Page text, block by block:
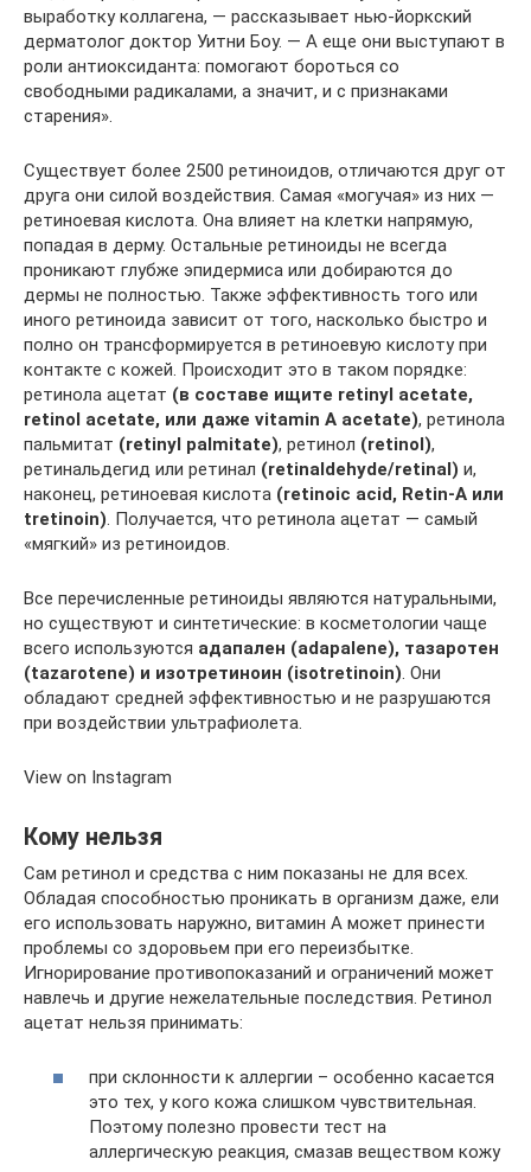
выработку коллагена, — рассказывает нью-йоркский
дерматолог доктор Уитни Боу. — А еще они выступают в
роли антиоксиданта: помогают бороться со
свободными радикалами, а значит, и с признаками
старения».
Существует более 2500 ретиноидов, отличаются друг от
друга они силой воздействия. Самая «могучая» из них —
ретиноевая кислота. Она влияет на клетки напрямую,
попадая в дерму. Остальные ретиноиды не всегда
проникают глубже эпидермиса или добираются до
дермы не полностью. Также эффективность того или
иного ретиноида зависит от того, насколько быстро и
полно он трансформируется в ретиноевую кислоту при
контакте с кожей. Происходит это в таком порядке:
ретинола ацетат (в составе ищите retinyl acetate,
retinol acetate, или даже vitamin A acetate), ретинола
пальмитат (retinyl palmitate), ретинол (retinol),
ретинальдегид или ретинал (retinaldehyde/retinal) и,
наконец, ретиноевая кислота (retinoic acid, Retin-A или
tretinoin) . Получается, что ретинола ацетат — самый
«мягкий» из ретиноидов.
Все перечисленные ретиноиды являются натуральными,
но существуют и синтетические: в косметологии чаще
всего используются адапален (adapalene), тазаротен
(tazarotene) и изотретиноин (isotretinoin) . Они
обладают средней эффективностью и не разрушаются
при воздействии ультрафиолета.
View on Instagram
Кому нельзя
Сам ретинол и средства с ним показаны не для всех.
Обладая способностью проникать в организм даже, ели
его использовать наружно, витамин А может принести
проблемы со здоровьем при его переизбытке.
Игнорирование противопоказаний и ограничений может
навлечь и другие нежелательные последствия. Ретинол
ацетат нельзя принимать:
при склонности к аллергии – особенно касается
это тех, у кого кожа слишком чувствительная.
Поэтому полезно провести тест на
аллергическую реакция, смазав веществом кожу